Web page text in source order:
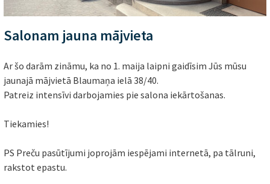
Salonam jauna mājvieta
Ar šo darām zināmu, ka no 1. maija laipni gaidīsim Jūs mūsu
jaunajā mājvietā Blaumaņa ielā 38/40.
Patreiz intensīvi darbojamies pie salona iekārtošanas.
Tiekamies!
PS Preču pasūtījumi joprojām iespējami internetā, pa tālruni,
rakstot epastu.